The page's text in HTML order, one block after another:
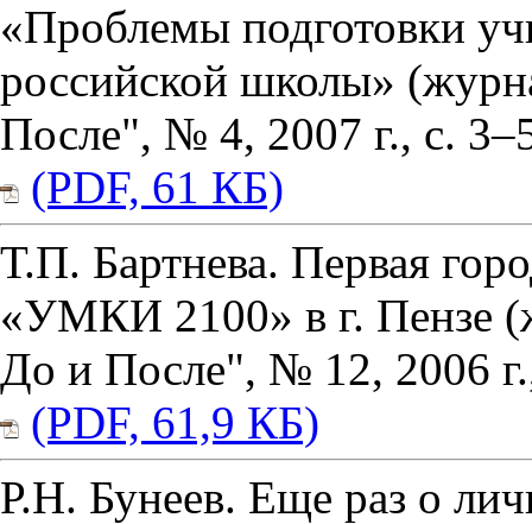
«Проблемы подготовки
российской школы»
После", № 4, 2007 г., с.
(PDF, 61 КБ)
Т.П. Бартнева. Первая
«УМКИ 2100» в г. Пензе
До и После", № 12, 2006
(PDF, 61,9 КБ)
Р.Н. Бунеев. Еще раз о